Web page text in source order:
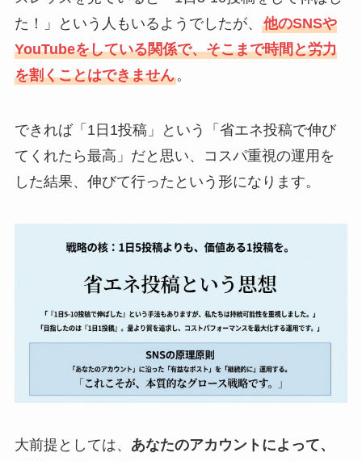
た！」という人もいるようでしたが、 他のSNSや
YouTubeをしている関係で、そこまで時間と労力
を割くことはできません。
できれば「1日1投稿」という「省エネ投稿で伸び
てくれたら最高」だと思い、コスパ重視の運用を
した結果、伸びて行ったという形になります。
大前提としては、 あなたのアカウントによって、